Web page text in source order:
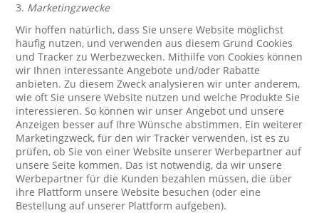
3. Marketingzwecke
Wir hoffen natürlich, dass Sie unsere Website möglichst
häufig nutzen, und verwenden aus diesem Grund Cookies
und Tracker zu Werbezwecken. Mithilfe von Cookies können
wir Ihnen interessante Angebote und/oder Rabatte
anbieten. Zu diesem Zweck analysieren wir unter anderem,
wie oft Sie unsere Website nutzen und welche Produkte Sie
interessieren. So können wir unser Angebot und unsere
Anzeigen besser auf Ihre Wünsche abstimmen. Ein weiterer
Marketingzweck, für den wir Tracker verwenden, ist es zu
prüfen, ob Sie von einer Website unserer Werbepartner auf
unsere Seite kommen. Das ist notwendig, da wir unsere
Werbepartner für die Kunden bezahlen müssen, die über
ihre Plattform unsere Website besuchen (oder eine
Bestellung auf unserer Plattform aufgeben).